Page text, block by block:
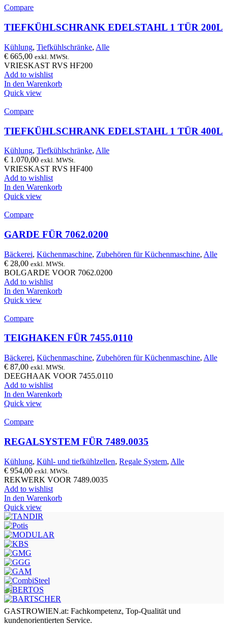
Compare
TIEFKÜHLSCHRANK EDELSTAHL 1 TÜR 200L
Kühlung, Tiefkühlschränke, Alle
€ 665,00 exkl. MWSt.
VRIESKAST RVS HF200
Add to wishlist
In den Warenkorb
Quick view
Compare
TIEFKÜHLSCHRANK EDELSTAHL 1 TÜR 400L
Kühlung, Tiefkühlschränke, Alle
€ 1.070,00 exkl. MWSt.
VRIESKAST RVS HF400
Add to wishlist
In den Warenkorb
Quick view
Compare
GARDE FÜR 7062.0200
Bäckerei, Küchenmaschine, Zubehören für Küchenmaschine, Alle
€ 28,00 exkl. MWSt.
BOLGARDE VOOR 7062.0200
Add to wishlist
In den Warenkorb
Quick view
Compare
TEIGHAKEN FÜR 7455.0110
Bäckerei, Küchenmaschine, Zubehören für Küchenmaschine, Alle
€ 87,00 exkl. MWSt.
DEEGHAAK VOOR 7455.0110
Add to wishlist
In den Warenkorb
Quick view
Compare
REGALSYSTEM FÜR 7489.0035
Kühlung, Kühl- und tiefkühlzellen, Regale System, Alle
€ 954,00 exkl. MWSt.
REKWERK VOOR 7489.0035
Add to wishlist
In den Warenkorb
Quick view
GASTROWIEN.at: Fachkompetenz, Top-Qualität und
kundenorientierten Service.